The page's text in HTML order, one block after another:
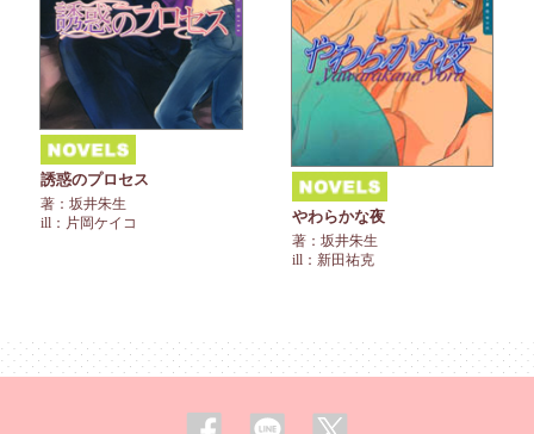
誘惑のプロセス
著：坂井朱生
ill：片岡ケイコ
やわらかな夜
著：坂井朱生
ill：新田祐克